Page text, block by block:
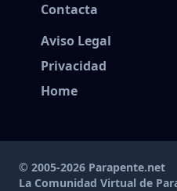
Contacta
Aviso Legal
Privacidad
Home
© 2005-2026 Parapente.net
La Comunidad Virtual de